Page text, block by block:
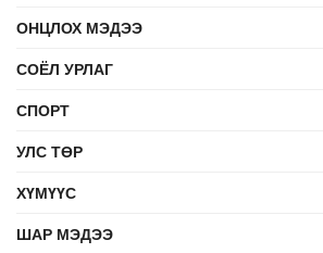
ОНЦЛОХ МЭДЭЭ
СОЁЛ УРЛАГ
СПОРТ
УЛС ТӨР
ХҮМҮҮС
ШАР МЭДЭЭ